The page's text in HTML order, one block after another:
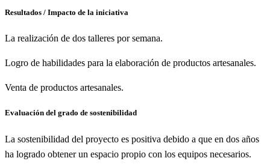
Resultados / Impacto de la iniciativa
La realización de dos talleres por semana.
Logro de habilidades para la elaboración de productos artesanales.
Venta de productos artesanales.
Evaluación del grado de sostenibilidad
La sostenibilidad del proyecto es positiva debido a que en dos años
ha logrado obtener un espacio propio con los equipos necesarios.